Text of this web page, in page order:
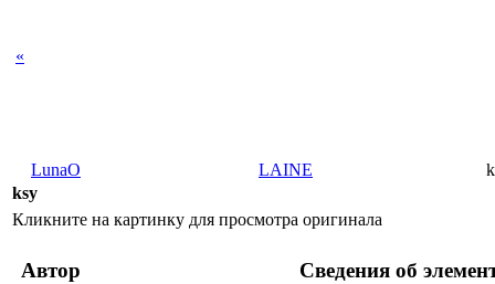
«
LunaO LAINE
ksy
Кликните на картинку для просмотра оригинала
Автор Сведения об